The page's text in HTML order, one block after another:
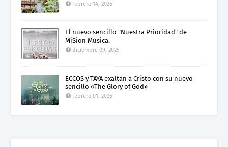
febrero 14, 2026
El nuevo sencillo "Nuestra Prioridad" de
MiSion Música.
diciembre 09, 2025
ECCOS y TAYA exaltan a Cristo con su nuevo
sencillo «The Glory of God»
febrero 01, 2026